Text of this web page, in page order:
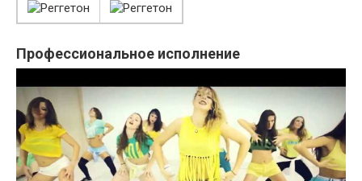
Профессиональное исполнение